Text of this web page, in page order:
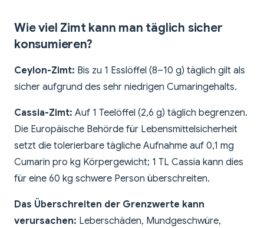
Wie viel Zimt kann man täglich sicher
konsumieren?
Ceylon-Zimt: Bis zu 1 Esslöffel (8–10 g) täglich gilt als
sicher aufgrund des sehr niedrigen Cumaringehalts.
Cassia-Zimt: Auf 1 Teelöffel (2,6 g) täglich begrenzen.
Die Europäische Behörde für Lebensmittelsicherheit
setzt die tolerierbare tägliche Aufnahme auf 0,1 mg
Cumarin pro kg Körpergewicht; 1 TL Cassia kann dies
für eine 60 kg schwere Person überschreiten.
Das Überschreiten der Grenzwerte kann
verursachen: Leberschäden, Mundgeschwüre,